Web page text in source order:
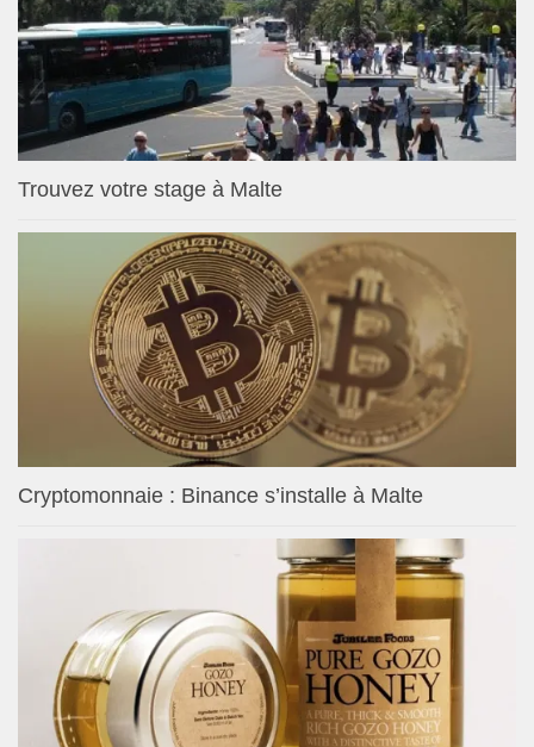
Trouvez votre stage à Malte
Cryptomonnaie : Binance s’installe à Malte